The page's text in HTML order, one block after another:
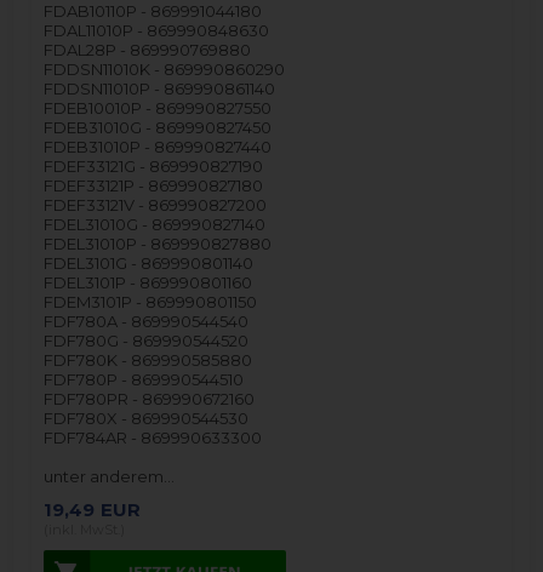
FDAB10110P - 869991044180
FDAL11010P - 869990848630
FDAL28P - 869990769880
FDDSN11010K - 869990860290
FDDSN11010P - 869990861140
FDEB10010P - 869990827550
FDEB31010G - 869990827450
FDEB31010P - 869990827440
FDEF33121G - 869990827190
FDEF33121P - 869990827180
FDEF33121V - 869990827200
FDEL31010G - 869990827140
FDEL31010P - 869990827880
FDEL3101G - 869990801140
FDEL3101P - 869990801160
FDEM3101P - 869990801150
FDF780A - 869990544540
FDF780G - 869990544520
FDF780K - 869990585880
FDF780P - 869990544510
FDF780PR - 869990672160
FDF780X - 869990544530
FDF784AR - 869990633300
unter anderem…
19,49 EUR